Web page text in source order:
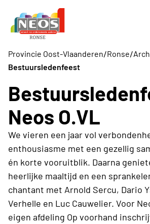
Provincie Oost-Vlaanderen/Ronse/
Bestuursledenfeest
Neos O.VL
We vieren een jaar vol
enthousiasme met een gezellig
én korte vooruitblik. Daarna
heerlijke maaltijd en een
chantant met Arnold Sercu, Dario
Verhelle en Luc Cauwelier. Voor
eigen afdeling Op voorhand